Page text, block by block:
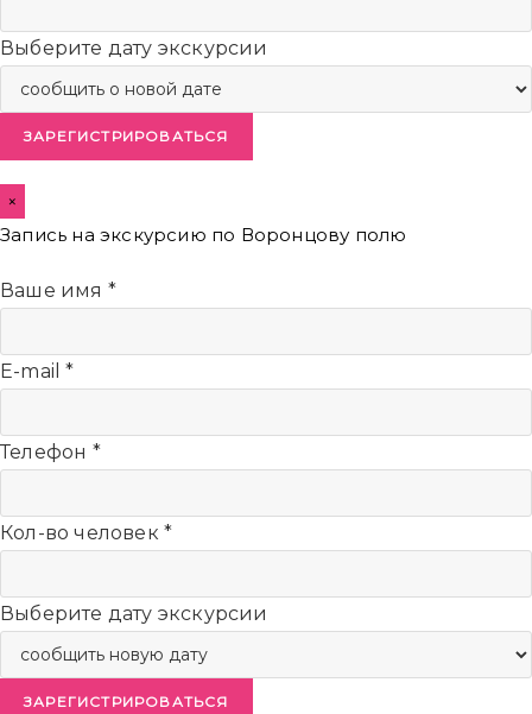
Выберите дату экскурсии
ЗАРЕГИСТРИРОВАТЬСЯ
×
Запись на экскурсию по Воронцову полю
Ваше имя *
E-mail*
Телефон *
Кол-во человек *
Выберите дату экскурсии
ЗАРЕГИСТРИРОВАТЬСЯ